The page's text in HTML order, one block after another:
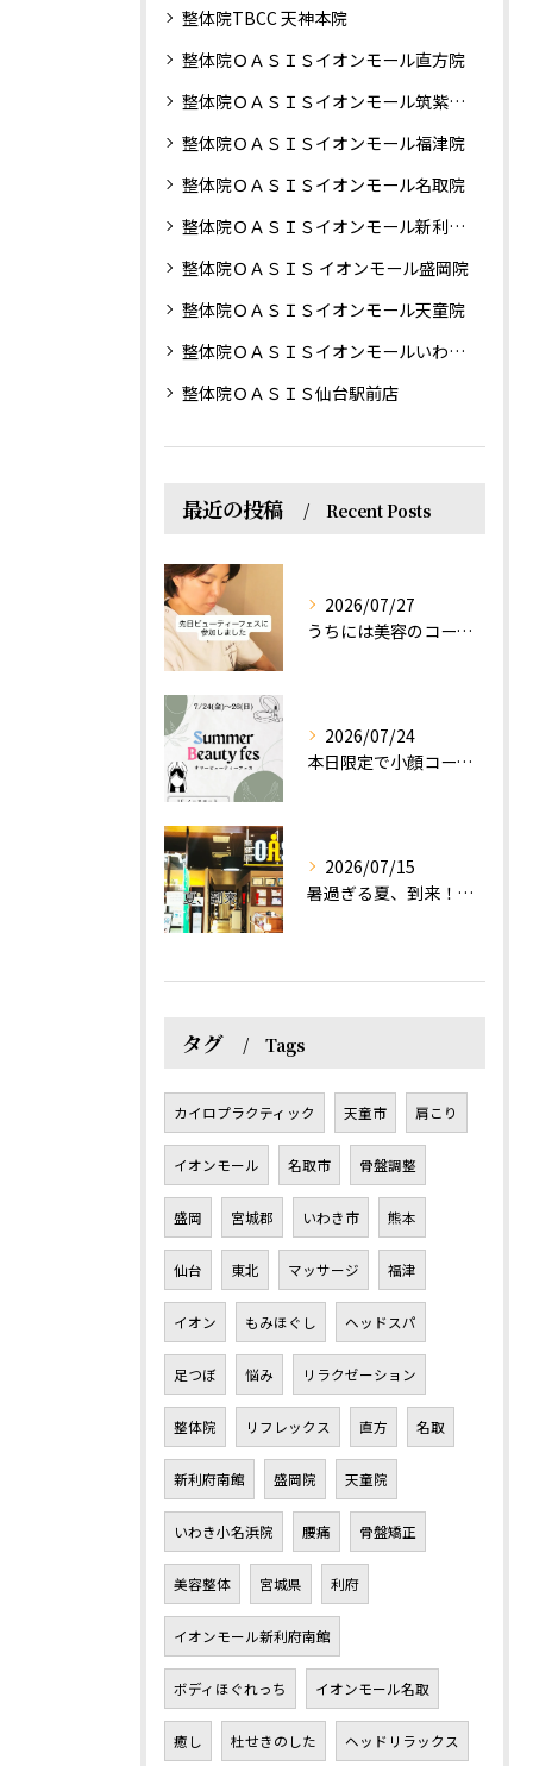
整体院TBCC 天神本院
整体院ＯＡＳＩＳイオンモール直方院
整体院ＯＡＳＩＳイオンモール筑紫野院
整体院ＯＡＳＩＳイオンモール福津院
整体院ＯＡＳＩＳイオンモール名取院
整体院ＯＡＳＩＳイオンモール新利府南館院
整体院ＯＡＳＩＳ イオンモール盛岡院
整体院ＯＡＳＩＳイオンモール天童院
整体院ＯＡＳＩＳイオンモールいわき小名浜院
整体院ＯＡＳＩＳ仙台駅前店
最近の投稿 Recent Posts
2026/07/27
うちには美容のコースもあるって伝えなきゃ！えっほっえxty
2026/07/24
本日限定で小顔コース体験(ワンコイン)実施します！
2026/07/15
暑過ぎる夏、到来！だるさを感じる方は、結構不足！？
タグ Tags
カイロプラクティック 天童市 肩こり
イオンモール 名取市 骨盤調整
盛岡 宮城郡 いわき市 熊本
仙台 東北 マッサージ 福津
イオン もみほぐし ヘッドスパ
足つぼ 悩み リラクゼーション
整体院 リフレックス 直方 名取
新利府南館 盛岡院 天童院
いわき小名浜院 腰痛 骨盤矯正
美容整体 宮城県 利府
イオンモール新利府南館
ボディほぐれっち イオンモール名取
癒し 杜せきのした ヘッドリラックス